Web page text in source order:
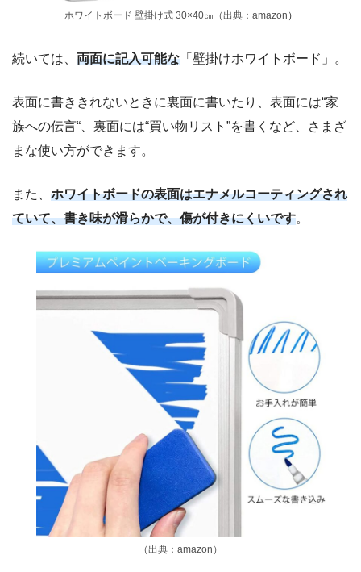
ホワイトボード 壁掛け式 30×40㎝（出典：amazon ）
続いては、 両面に記入可能な 「壁掛けホワイトボード」。
表面に書ききれないときに裏面に書いたり、表面には“家
族への伝言“、裏面には“買い物リスト”を書くなど、さまざ
まな使い方ができます。
また、 ホワイトボードの表面はエナメルコーティングされ
ていて、書き味が滑らかで、傷が付きにくいです。
（出典：amazon）